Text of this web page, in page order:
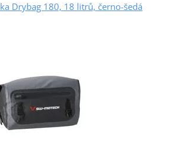
Drybag 180, 18 litrů, černo-šedá